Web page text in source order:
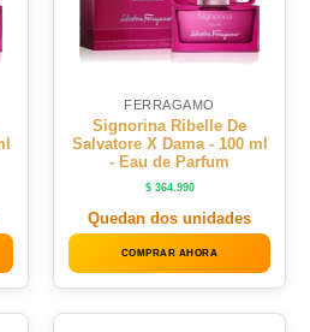
FERRAGAMO
Signorina Ribelle De
Salvatore X Dama - 100 ml
- Eau de Parfum
$364.990
Quedan dos unidades
COMPRAR AHORA